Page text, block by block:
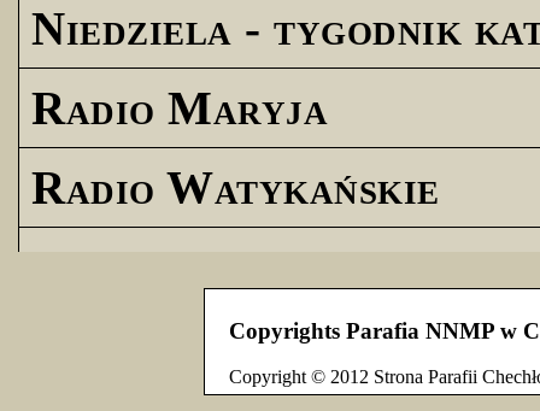
Niedziela - tygodnik
Radio Maryja
Radio Watykańskie
Copyrights Parafia NNMP w
Copyright © 2012 Strona Parafii